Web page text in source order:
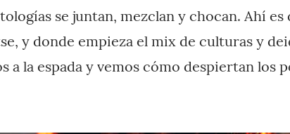
se juntan, mezclan y chocan. Ahí es
y donde empieza el mix de culturas y
a la espada y vemos cómo despiertan los